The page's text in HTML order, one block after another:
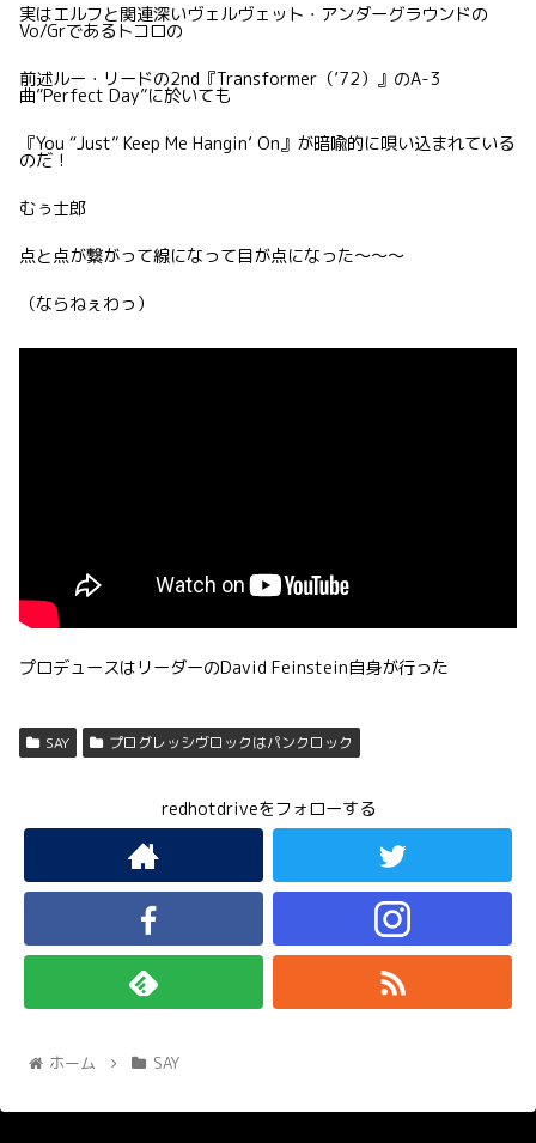
実はエルフと関連深いヴェルヴェット・アンダーグラウンドの
Vo/Grであるトコロの
前述ルー・リードの2nd『Transformer（’72）』のA-3
曲”Perfect Day”に於いても
『You “Just” Keep Me Hangin’ On』が暗喩的に唄い込まれている
のだ！
むぅ士郎
点と点が繋がって線になって目が点になった〜〜〜
（ならねぇわっ）
プロデュースはリーダーのDavid Feinstein自身が行った
SAY プログレッシヴロックはパンクロック
redhotdriveをフォローする
ホーム SAY